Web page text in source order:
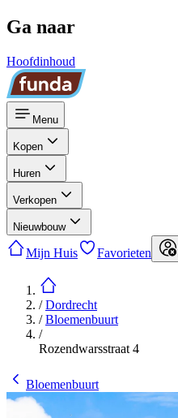
Ga naar
Hoofdinhoud
Menu
Kopen
Huren
Verkopen
Nieuwbouw
Mijn Huis Favorieten
/Dordrecht
/Bloemenbuurt
/
Rozendwarsstraat 4
Bloemenbuurt